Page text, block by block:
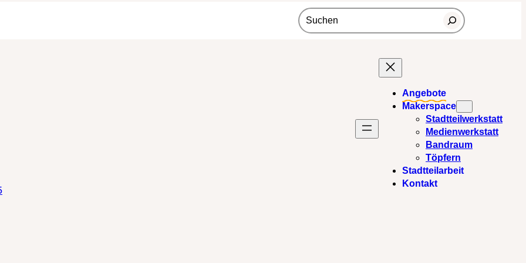
Suchen
Angebote
Makerspace
Stadtteilwerkstatt
Medienwerkstatt
Bandraum
Töpfern
Stadtteilarbeit
Kontakt